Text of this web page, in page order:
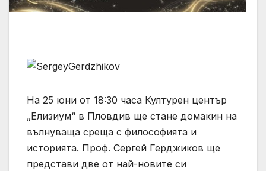
На 25 юни от 18:30 часа Културен център
„Елизиум“ в Пловдив ще стане домакин на
вълнуваща среща с философията и
историята. Проф. Сергей Герджиков ще
представи две от най-новите си